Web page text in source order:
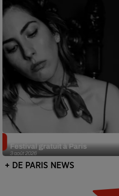
3 août 2026
Festival gratuit à Paris
+ DE PARIS NEWS